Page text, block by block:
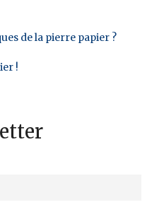
de la pierre papier ?
!